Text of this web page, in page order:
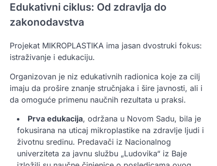
Edukativni ciklus: Od zdravlja do
zakonodavstva
Projekat MIKROPLASTIKA ima jasan dvostruki fokus:
istraživanje i edukaciju.
Organizovan je niz edukativnih radionica koje za cilj
imaju da prošire znanje stručnjaka i šire javnosti, ali i
da omoguće primenu naučnih rezultata u praksi.
Prva edukacija, održana u Novom Sadu, bila je
fokusirana na uticaj mikroplastike na zdravlje ljudi i
životnu sredinu. Predavači iz Nacionalnog
univerziteta za javnu službu „Ludovika“ iz Baje